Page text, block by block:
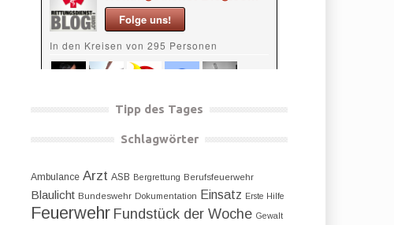
Tipp des Tages
Schlagwörter
Ambulance Arzt ASB Bergrettung Berufsfeuerwehr
Blaulicht Bundeswehr Dokumentation Einsatz Erste Hilfe
Feuerwehr Fundstück der Woche Gewalt